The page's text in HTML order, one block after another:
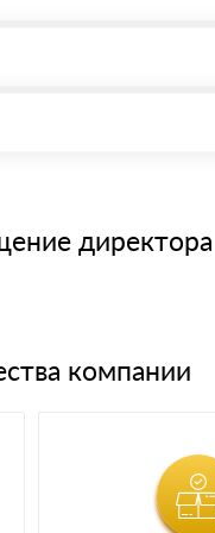
платежей.
и количества
директора
компании